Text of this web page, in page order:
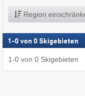
Region
1 -0 von 0 Skigebieten
1-0 von 0 Skigebieten